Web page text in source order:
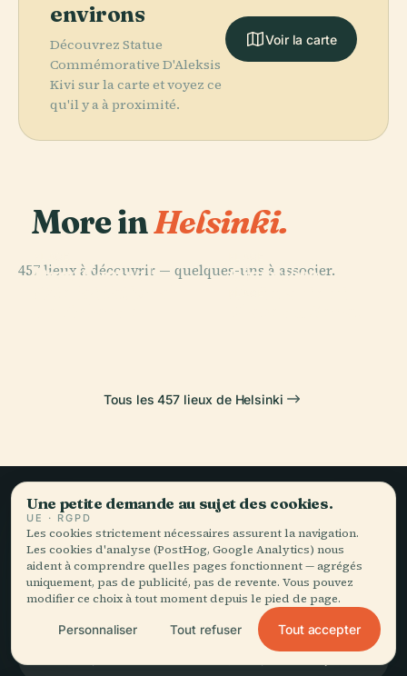
environs
Découvrez Statue
Commémorative D'Aleksis
Kivi sur la carte et voyez ce
qu'il y a à proximité.
Voir la carte
More inHelsinki.
457 lieux à découvrir — quelques-uns à associer.
Parc Central
Cimetière
PLACE
Tous les 457 lieux de Helsinki
Le voyage lent,
bien raconté.
Une petite demande au sujet des cookies.
UE · RGPD
Les cookies strictement nécessaires assurent la navigation.
Les cookies d'analyse (PostHog, Google Analytics) nous
aident à comprendre quelles pages fonctionnent — agrégés
uniquement, pas de publicité, pas de revente. Vous pouvez
modifier ce choix à tout moment depuis le pied de page.
Personnaliser Tout refuser Tout accepter